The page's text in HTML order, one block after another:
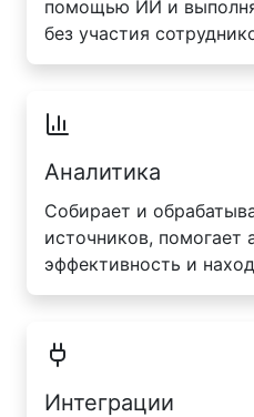
помощью ИИ и
без участия
Аналитика
Собирает и
источников, помогает
эффективность и
Интеграции